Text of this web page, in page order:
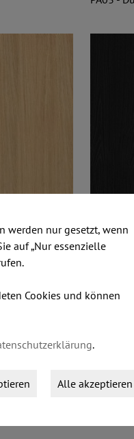
NC01 -
NA03
werden nur gesetzt, wenn
auf „Nur essenzielle
Cookies und können
.
Alle akzeptieren